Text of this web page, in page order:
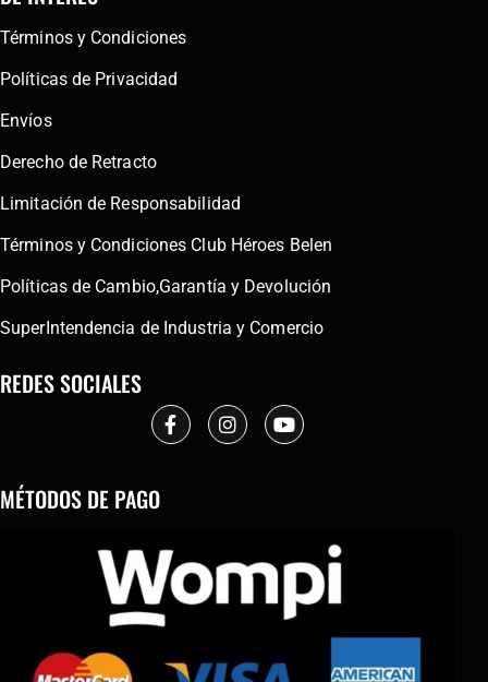
Términos y Condiciones
Políticas de Privacidad
Envíos
Derecho de Retracto
Limitación de Responsabilidad
Términos y Condiciones Club Héroes Belen
Políticas de Cambio,Garantía y Devolución
SuperIntendencia de Industria y Comercio
REDES SOCIALES
MÉTODOS DE PAGO